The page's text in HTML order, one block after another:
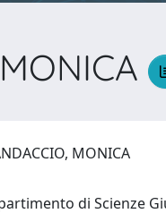
MONICA
di Scienze